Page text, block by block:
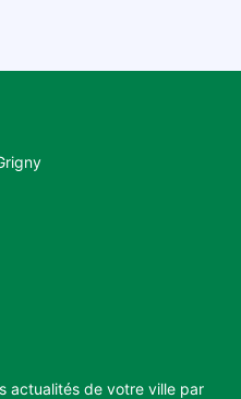
actualités de votre ville par